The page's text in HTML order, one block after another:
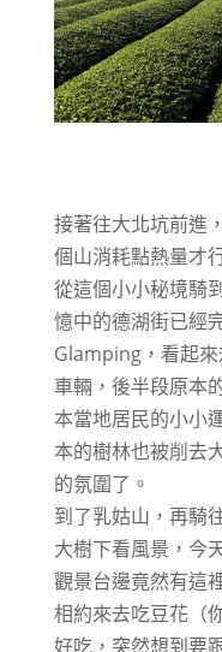
接著往大北坑前進
個山消耗點熱量才
從這個小小秘境騎
憶中的德湖街已經
Glamping，看起
車輛，後半段原本
本當地居民的小小
本的樹林也被削去
的氛圍了。
到了乳姑山，再騎
大樹下看風景，今
觀景台邊竟然有這
相約來去吃豆花（
好吃，突然想到要